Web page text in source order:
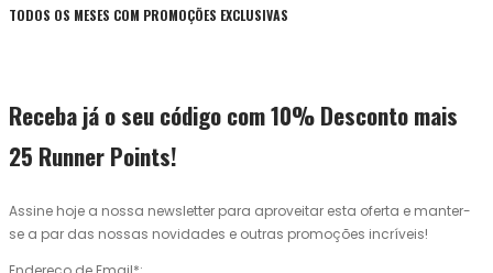
TODOS OS MESES COM PROMOÇÕES EXCLUSIVAS
Receba já o seu código com 10% Desconto mais
25 Runner Points!
Assine hoje a nossa newsletter para aproveitar esta oferta e manter-
se a par das nossas novidades e outras promoções incríveis!